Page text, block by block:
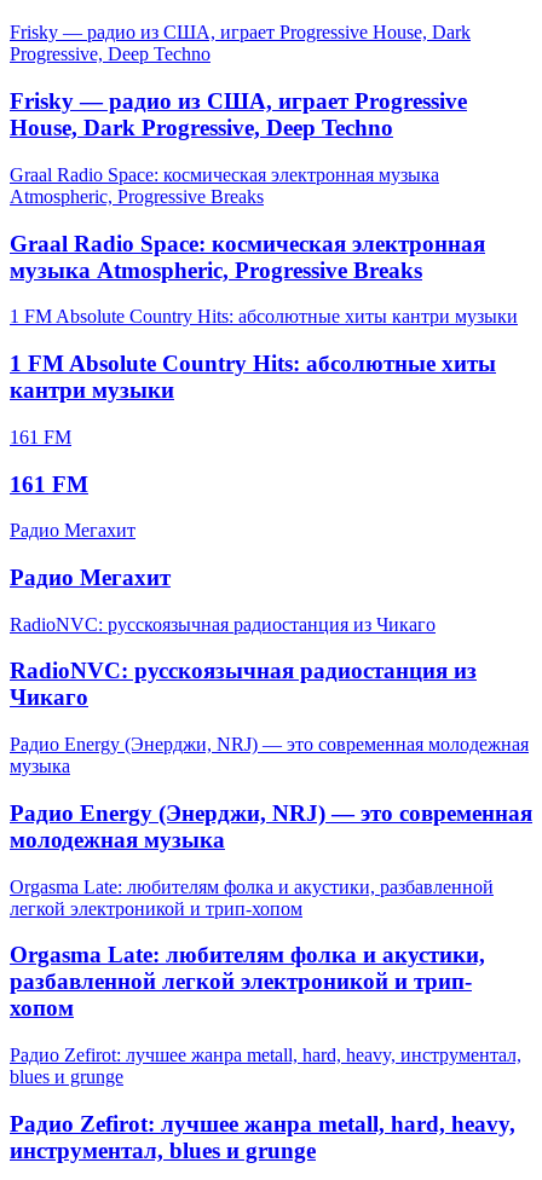
Frisky — радио из США, играет Progressive House, Dark
Progressive, Deep Techno
Frisky — радио из США, играет Progressive
House, Dark Progressive, Deep Techno
Graal Radio Space: космическая электронная музыка
Atmospheric, Progressive Breaks
Graal Radio Space: космическая электронная
музыка Atmospheric, Progressive Breaks
1 FM Absolute Country Hits: абсолютные хиты кантри музыки
1 FM Absolute Country Hits: абсолютные хиты
кантри музыки
161 FM
161 FM
Радио Мегахит
Радио Мегахит
RadioNVC: русскоязычная радиостанция из Чикаго
RadioNVC: русскоязычная радиостанция из
Чикаго
Радио Energy (Энерджи, NRJ) — это современная молодежная
музыка
Радио Energy (Энерджи, NRJ) — это современная
молодежная музыка
Orgasma Late: любителям фолка и акустики, разбавленной
легкой электроникой и трип-хопом
Orgasma Late: любителям фолка и акустики,
разбавленной легкой электроникой и трип-
хопом
Радио Zefirot: лучшее жанра metall, hard, heavy, инструментал,
blues и grunge
Радио Zefirot: лучшее жанра metall, hard, heavy,
инструментал, blues и grunge